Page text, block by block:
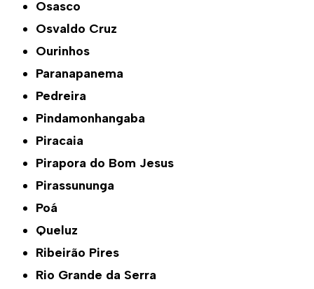
Osasco
Osvaldo Cruz
Ourinhos
Paranapanema
Pedreira
Pindamonhangaba
Piracaia
Pirapora do Bom Jesus
Pirassununga
Poá
Queluz
Ribeirão Pires
Rio Grande da Serra